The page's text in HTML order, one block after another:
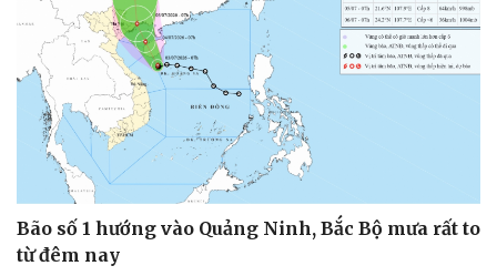
Bão số 1 hướng vào Quảng Ninh, Bắc Bộ mưa rất to
từ đêm nay